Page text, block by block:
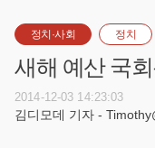
정치·사회 정치
새해 예산 국
2014-12-03 14:23:03
김디모데 기자 -